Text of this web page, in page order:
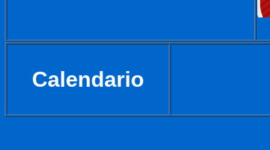
Calendario